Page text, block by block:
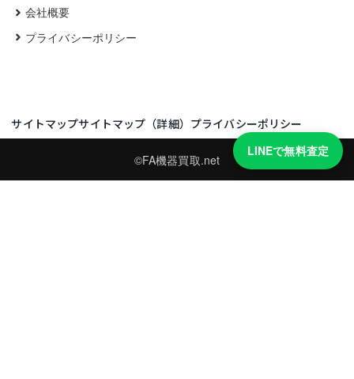
会社概要
プライバシーポリシー
サイトマップサイトマップ（詳細） プライバシーポリシー
©FA機器買取.net
LINEで無料査定